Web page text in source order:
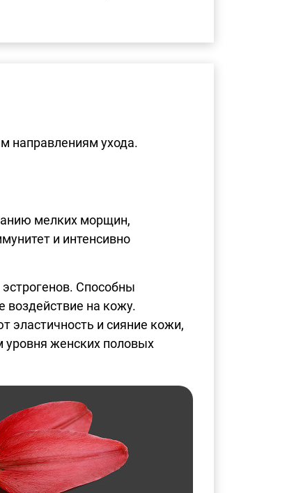
направлениям ухода.
мелких морщин,
и интенсивно
Способны
на кожу.
эластичность и сияние кожи,
уровня женских половых